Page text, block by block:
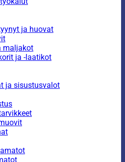
ja huovat
maljakot
ja -laatikot
ja sisustusvalot